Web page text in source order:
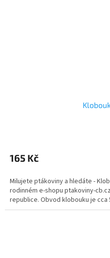
produktu
je
z
5
hvězdiček.
165 Kč
Milujete ptákoviny a hledáte -
rodinném e-shopu ptakoviny-
republice. Obvod klobouku je cca